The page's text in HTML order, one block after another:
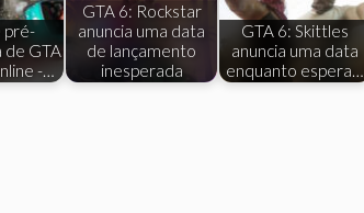
pré-
de GTA
-…
GTA 6: Rockstar
anuncia uma data
de lançamento
inesperada
GTA 6: Skittles
anuncia uma data
enquanto espera…